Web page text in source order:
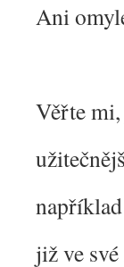
Ani
Věřte
již ve